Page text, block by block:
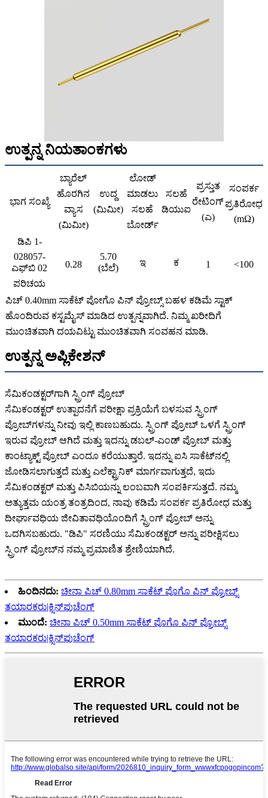
ಉತ್ಪನ್ನ ನಿಯತಾಂಕಗಳು
ಭಾಗ ಸಂಖ್ಯೆ
ಬ್ಯಾರೆಲ್
ಹೊರಗಿನ
ವ್ಯಾಸ
(ಮಿಮೀ)
ಉದ್ದ
(ಮಿಮೀ)
ಲೋಡ್
ಮಾಡಲು
ಸಲಹೆ
ಬೋರ್ಡ್
ಸಲಹೆ
ಡಿಯುಐ
ಪ್ರಸ್ತುತ
ರೇಟಿಂಗ್
(ಎ)
ಸಂಪರ್ಕ
ಪ್ರತಿರೋಧ
(mΩ)
ಡಿಪಿ 1-
028057-
ಎಫ್‌ಬಿ 02
ಪರಿಚಯ
0.28
5.70
(ಬೆಲೆ)
ಇ ಕ 1 <100
ಪಿಚ್ 0.40mm ಸಾಕೆಟ್ ಪೋಗೊ ಪಿನ್ ಪ್ರೋಬ್ಸ್ ಬಹಳ ಕಡಿಮೆ ಸ್ಟಾಕ್
ಹೊಂದಿರುವ ಕಸ್ಟಮೈಸ್ ಮಾಡಿದ ಉತ್ಪನ್ನವಾಗಿದೆ. ನಿಮ್ಮ ಖರೀದಿಗೆ
ಮುಂಚಿತವಾಗಿ ದಯವಿಟ್ಟು ಮುಂಚಿತವಾಗಿ ಸಂವಹನ ಮಾಡಿ.
ಉತ್ಪನ್ನ ಅಪ್ಲಿಕೇಶನ್
ಸೆಮಿಕಂಡಕ್ಟರ್‌ಗಾಗಿ ಸ್ಪ್ರಿಂಗ್ ಪ್ರೋಬ್
ಸೆಮಿಕಂಡಕ್ಟರ್ ಉತ್ಪಾದನೆಗೆ ಪರೀಕ್ಷಾ ಪ್ರಕ್ರಿಯೆಗೆ ಬಳಸುವ ಸ್ಪ್ರಿಂಗ್
ಪ್ರೋಬ್‌ಗಳನ್ನು ನೀವು ಇಲ್ಲಿ ಕಾಣಬಹುದು. ಸ್ಪ್ರಿಂಗ್ ಪ್ರೋಬ್ ಒಳಗೆ ಸ್ಪ್ರಿಂಗ್
ಇರುವ ಪ್ರೋಬ್ ಆಗಿದೆ ಮತ್ತು ಇದನ್ನು ಡಬಲ್-ಎಂಡ್ ಪ್ರೋಬ್ ಮತ್ತು
ಕಾಂಟ್ಯಾಕ್ಟ್ ಪ್ರೋಬ್ ಎಂದೂ ಕರೆಯುತ್ತಾರೆ. ಇದನ್ನು ಐಸಿ ಸಾಕೆಟ್‌ನಲ್ಲಿ
ಜೋಡಿಸಲಾಗುತ್ತದೆ ಮತ್ತು ಎಲೆಕ್ಟ್ರಾನಿಕ್ ಮಾರ್ಗವಾಗುತ್ತದೆ, ಇದು
ಸೆಮಿಕಂಡಕ್ಟರ್ ಮತ್ತು ಪಿಸಿಬಿಯನ್ನು ಲಂಬವಾಗಿ ಸಂಪರ್ಕಿಸುತ್ತದೆ. ನಮ್ಮ
ಅತ್ಯುತ್ತಮ ಯಂತ್ರ ತಂತ್ರದಿಂದ, ನಾವು ಕಡಿಮೆ ಸಂಪರ್ಕ ಪ್ರತಿರೋಧ ಮತ್ತು
ದೀರ್ಘಾವಧಿಯ ಜೀವಿತಾವಧಿಯೊಂದಿಗೆ ಸ್ಪ್ರಿಂಗ್ ಪ್ರೋಬ್ ಅನ್ನು
ಒದಗಿಸಬಹುದು. "ಡಿಪಿ" ಸರಣಿಯು ಸೆಮಿಕಂಡಕ್ಟರ್ ಅನ್ನು ಪರೀಕ್ಷಿಸಲು
ಸ್ಪ್ರಿಂಗ್ ಪ್ರೋಬ್‌ನ ನಮ್ಮ ಪ್ರಮಾಣಿತ ಶ್ರೇಣಿಯಾಗಿದೆ.
ಹಿಂದಿನದು: ಚೀನಾ ಪಿಚ್ 0.80mm ಸಾಕೆಟ್ ಪೊಗೊ ಪಿನ್ ಪ್ರೋಬ್ಸ್
ತಯಾರಕರು|ಕ್ಸಿನ್‌ಫುಚೆಂಗ್
ಮುಂದೆ: ಚೀನಾ ಪಿಚ್ 0.50mm ಸಾಕೆಟ್ ಪೊಗೊ ಪಿನ್ ಪ್ರೋಬ್ಸ್
ತಯಾರಕರು|ಕ್ಸಿನ್‌ಫುಚೆಂಗ್